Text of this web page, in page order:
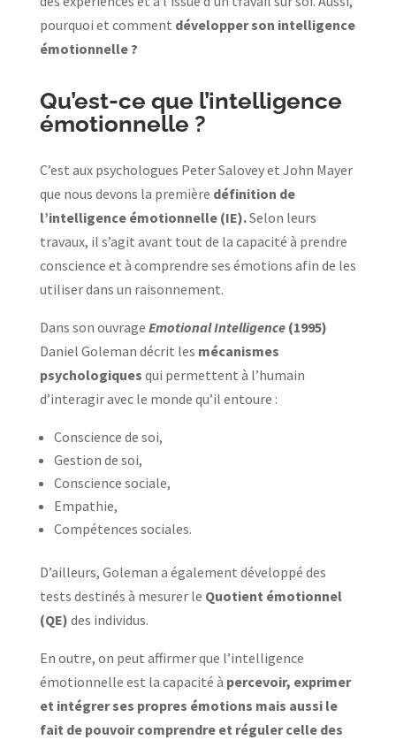
pourquoi et comment développer son intelligence
émotionnelle ?
Qu’est-ce que l’intelligence
émotionnelle ?
C’est aux psychologues Peter Salovey et John Mayer
que nous devons la première définition de
l’intelligence émotionnelle (IE).Selon leurs
travaux, il s’agit avant tout de la capacité à prendre
conscience et à comprendre ses émotions afin de les
utiliser dans un raisonnement.
Dans son ouvrage Emotional Intelligence (1995)
Daniel Goleman décrit les mécanismes
psychologiques qui permettent à l’humain
d’interagir avec le monde qu’il entoure :
Conscience de soi,
Gestion de soi,
Conscience sociale,
Empathie,
Compétences sociales.
D’ailleurs, Goleman a également développé des
tests destinés à mesurer le Quotient émotionnel
(QE) des individus.
En outre, on peut affirmer que l’intelligence
émotionnelle est la capacité à percevoir, exprimer
et intégrer ses propres émotions mais aussi le
fait de pouvoir comprendre et réguler celle des